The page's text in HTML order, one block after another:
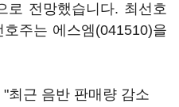
로 전망했습니다. 최선호
호주는 에스엠(041510)을
최근 음반 판매량 감소